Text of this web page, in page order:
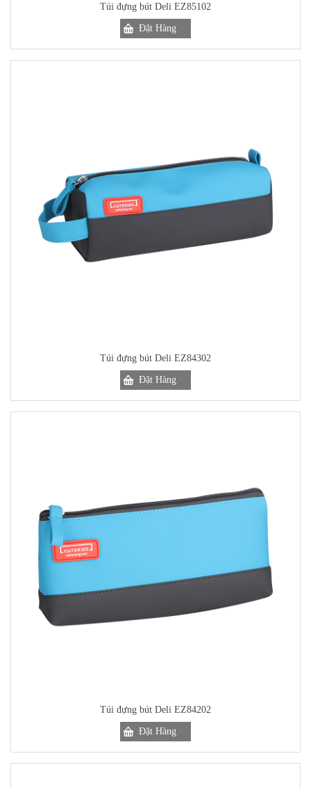
Túi đựng bút Deli EZ85102
Đặt Hàng
Túi đựng bút Deli EZ84302
Đặt Hàng
Túi đựng bút Deli EZ84202
Đặt Hàng